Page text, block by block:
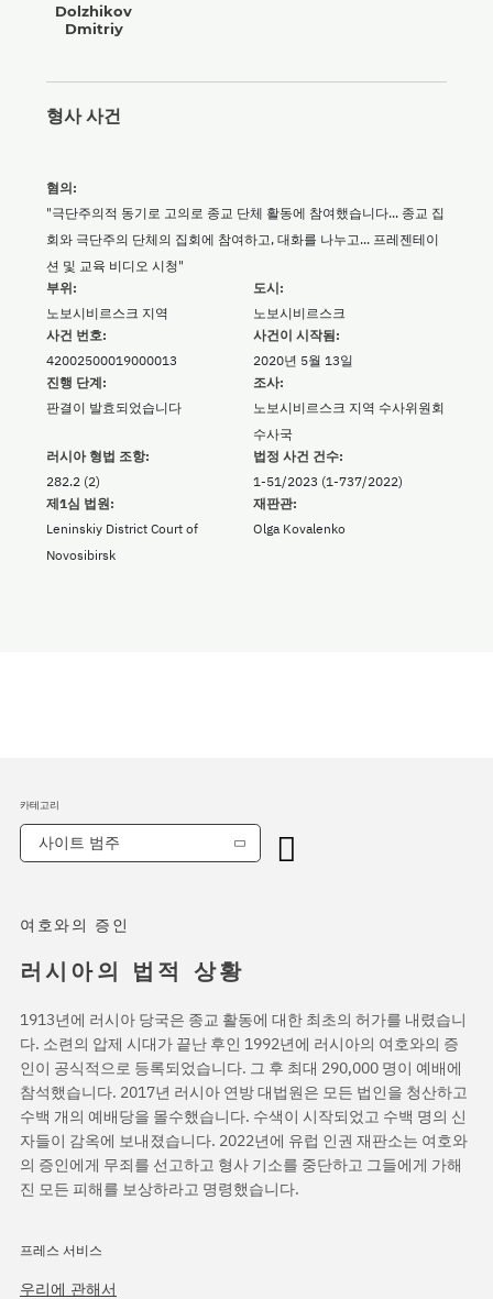
Dolzhikov
Dmitriy
형사 사건
부위:
노보시비르스크 지역
도시:
노보시비르스크
혐의:
"극단주의적 동기로 고의로 종교 단체 활동에 참여했습니다... 종교 집
회와 극단주의 단체의 집회에 참여하고, 대화를 나누고... 프레젠테이
션 및 교육 비디오 시청"
사건 번호:
42002500019000013
사건이 시작됨:
2020년 5월 13일
진행 단계:
판결이 발효되었습니다
조사:
노보시비르스크 지역 수사위원회
수사국
러시아 형법 조항:
282.2 (2)
법정 사건 건수:
1-51/2023 (1-737/2022)
제1심 법원:
Leninskiy District Court of
Novosibirsk
재판관:
Olga Kovalenko
여호와의 증인
러시아의 법적 상황
1913년에 러시아 당국은 종교 활동에 대한 최초의 허가를 내렸습니
다. 소련의 압제 시대가 끝난 후인 1992년에 러시아의 여호와의 증
인이 공식적으로 등록되었습니다. 그 후 최대 290,000 명이 예배에
참석했습니다. 2017년 러시아 연방 대법원은 모든 법인을 청산하고
수백 개의 예배당을 몰수했습니다. 수색이 시작되었고 수백 명의 신
자들이 감옥에 보내졌습니다. 2022년에 유럽 인권 재판소는 여호와
의 증인에게 무죄를 선고하고 형사 기소를 중단하고 그들에게 가해
진 모든 피해를 보상하라고 명령했습니다.
프레스 서비스
우리에 관해서
카테고리
사이트 범주